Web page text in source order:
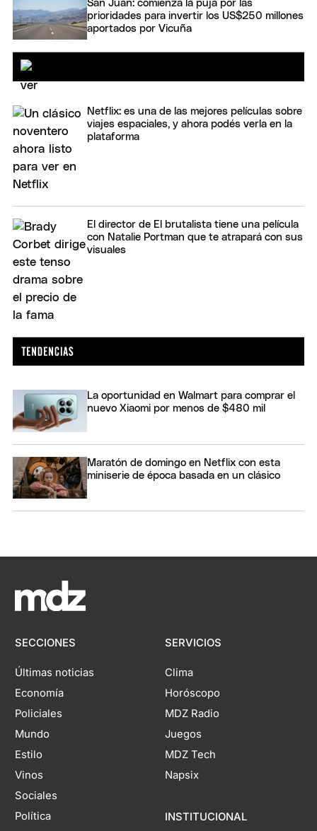
San Juan: comienza la puja por las
prioridades para invertir los US$250 millones
aportados por Vicuña
Netflix: es una de las mejores películas sobre
viajes espaciales, y ahora podés verla en la
plataforma
El director de El brutalista tiene una película
con Natalie Portman que te atrapará con sus
visuales
La oportunidad en Walmart para comprar el
nuevo Xiaomi por menos de $480 mil
Maratón de domingo en Netflix con esta
miniserie de época basada en un clásico
SECCIONES
Últimas noticias
Economía
Policiales
Mundo
Estilo
Vinos
Sociales
Política
SERVICIOS
Clima
Horóscopo
MDZ Radio
Juegos
MDZ Tech
Napsix
INSTITUCIONAL